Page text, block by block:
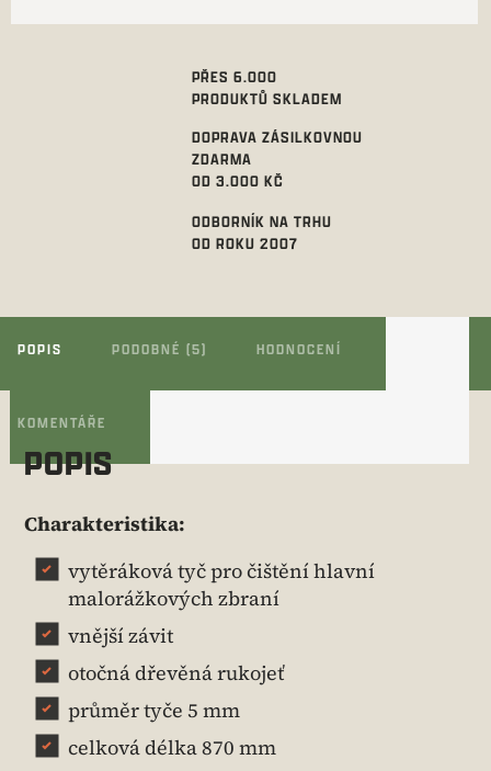
PŘES 6.000
PRODUKTŮ SKLADEM
DOPRAVA ZÁSILKOVNOU
ZDARMA
OD 3.000 KČ
ODBORNÍK NA TRHU
OD ROKU 2007
POPIS PODOBNÉ (5) HODNOCENÍ
KOMENTÁŘE
POPIS
Charakteristika:
vytěráková tyč pro čištění hlavní
malorážkových zbraní
vnější závit
otočná dřevěná rukojeť
průměr tyče 5 mm
celková délka 870 mm